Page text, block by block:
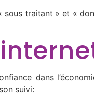
traitant » et «
dans
suivi: